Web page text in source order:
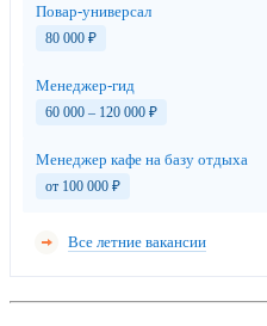
Повар-универсал
80 000 ₽
Менеджер-гид
60 000 – 120 000 ₽
Менеджер кафе на базу отдыха
от 100 000 ₽
Все летние вакансии